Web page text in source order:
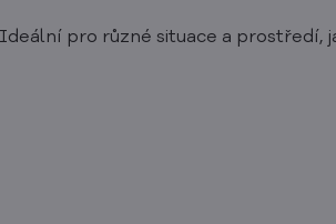
Ideální pro různé situace a prostředí,